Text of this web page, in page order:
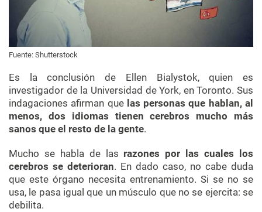
Fuente: Shutterstock
Es la conclusión de Ellen Bialystok, quien es
investigador de la Universidad de York, en Toronto. Sus
indagaciones afirman que las personas que hablan, al
menos, dos idiomas tienen cerebros mucho más
sanos que el resto de la gente.
Mucho se habla de las razones por las cuales los
cerebros se deterioran. En dado caso, no cabe duda
que este órgano necesita entrenamiento. Si se no se
usa, le pasa igual que un músculo que no se ejercita: se
debilita.